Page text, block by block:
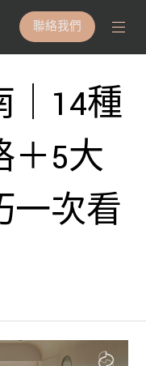
聯絡我們
｜14種
＋5大
一次看